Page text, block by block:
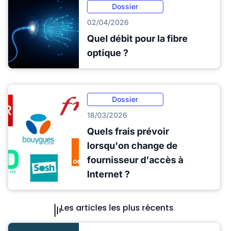
Dossier
02/04/2026
Quel débit pour la fibre
optique ?
Dossier
18/03/2026
Quels frais prévoir
lorsqu'on change de
fournisseur d'accès à
Internet ?
Les articles les plus récents